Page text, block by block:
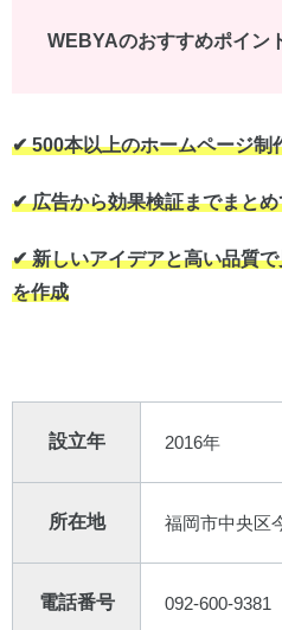
WEBYAのおすすめポイン
✔︎ 500本以上のホームページ制
✔︎ 広告から効果検証までまと
✔︎ 新しいアイデアと高い品質
を作成
設立年 2016年
所在地 福岡市中央区
電話番号 092-600-9381